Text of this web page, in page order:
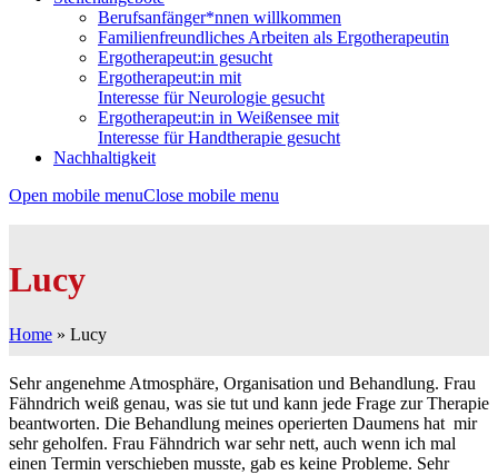
Berufsanfänger*nnen willkommen
Familienfreundliches Arbeiten als Ergotherapeutin
Ergotherapeut:in gesucht
Ergotherapeut:in mit
Interesse für Neurologie gesucht
Ergotherapeut:in in Weißensee mit
Interesse für Handtherapie gesucht
Nachhaltigkeit
Open mobile menuClose mobile menu
Lucy
Home » Lucy
Sehr angenehme Atmosphäre, Organisation und Behandlung. Frau
Fähndrich weiß genau, was sie tut und kann jede Frage zur Therapie
beantworten. Die Behandlung meines operierten Daumens hat mir
sehr geholfen. Frau Fähndrich war sehr nett, auch wenn ich mal
einen Termin verschieben musste, gab es keine Probleme. Sehr